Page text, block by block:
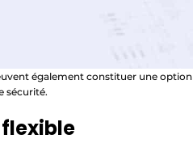
également constituer une option
sécurité.